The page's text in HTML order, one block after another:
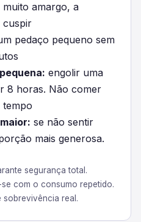
amargo, a
cuspir
pedaço pequeno sem
engolir uma
8 horas. Não comer
tempo
se não sentir
mais generosa.
segurança total.
com o consumo repetido.
sobrevivência real.